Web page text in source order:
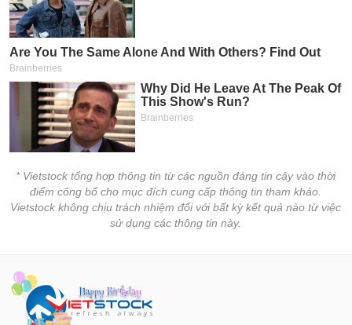
* Vietstock tổng hợp thông tin từ các nguồn đáng tin cậy vào thời
điểm công bố cho mục đích cung cấp thông tin tham khảo.
Vietstock không chịu trách nhiệm đối với bất kỳ kết quả nào từ việc
sử dụng các thông tin này.